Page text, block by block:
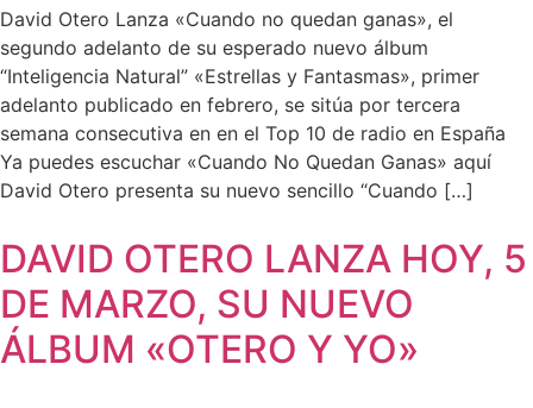
David Otero Lanza «Cuando no quedan ganas», el
segundo adelanto de su esperado nuevo álbum
“Inteligencia Natural” «Estrellas y Fantasmas», primer
adelanto publicado en febrero, se sitúa por tercera
semana consecutiva en en el Top 10 de radio en España
Ya puedes escuchar «Cuando No Quedan Ganas» aquí
David Otero presenta su nuevo sencillo “Cuando […]
DAVID OTERO LANZA HOY, 5
DE MARZO, SU NUEVO
ÁLBUM «OTERO Y YO»